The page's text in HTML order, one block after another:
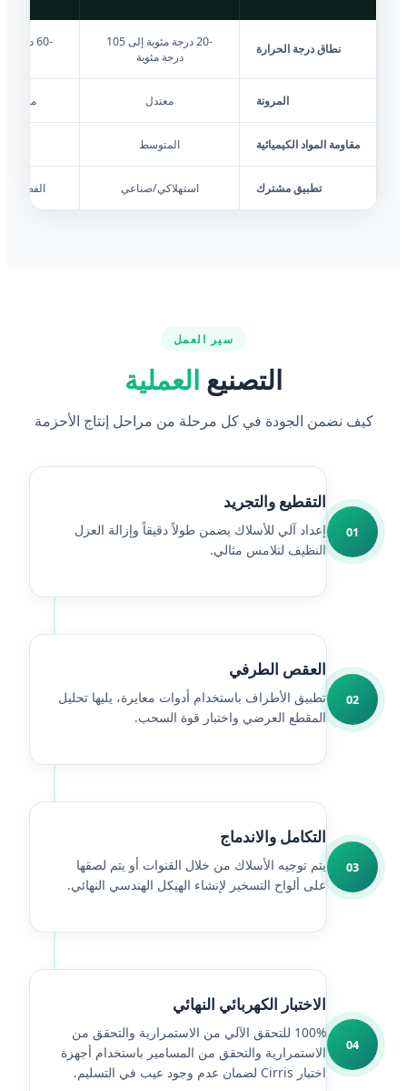
نطاق درجة الحرارة
-20 درجة مئوية إلى 105
درجة مئوية
المرونة معتدل
مقاومة المواد الكيميائية المتوسط
تطبيق مشترك استهلاكي/صناعي الفضاء
سير العمل
التصنيع العملية
كيف نضمن الجودة في كل مرحلة من مراحل إنتاج الأحزمة
01
التقطيع والتجريد
إعداد آلي للأسلاك يضمن طولاً دقيقاً وإزالة العزل
النظيف لتلامس مثالي.
02
العقص الطرفي
تطبيق الأطراف باستخدام أدوات معايرة، يليها تحليل
المقطع العرضي واختبار قوة السحب.
03
التكامل والاندماج
يتم توجيه الأسلاك من خلال القنوات أو يتم لصقها
على ألواح التسخير لإنشاء الهيكل الهندسي النهائي.
04
الاختبار الكهربائي النهائي
100% للتحقق الآلي من الاستمرارية والتحقق من
الاستمرارية والتحقق من المسامير باستخدام أجهزة
اختبار Cirris لضمان عدم وجود عيب في التسليم.